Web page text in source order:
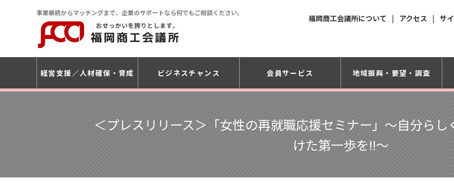
事業継続からマッチングまで、企業のサポートなら何でもご相談ください。
福岡商工会議所について アクセス サ
経営支援 人材確保・育成 ビジネスチャンス 会員サービス 地域振興・ 要望・調査
＜プレスリリース＞「女性の再就職応援セミナー」〜自分ら
けた第一歩を!!〜